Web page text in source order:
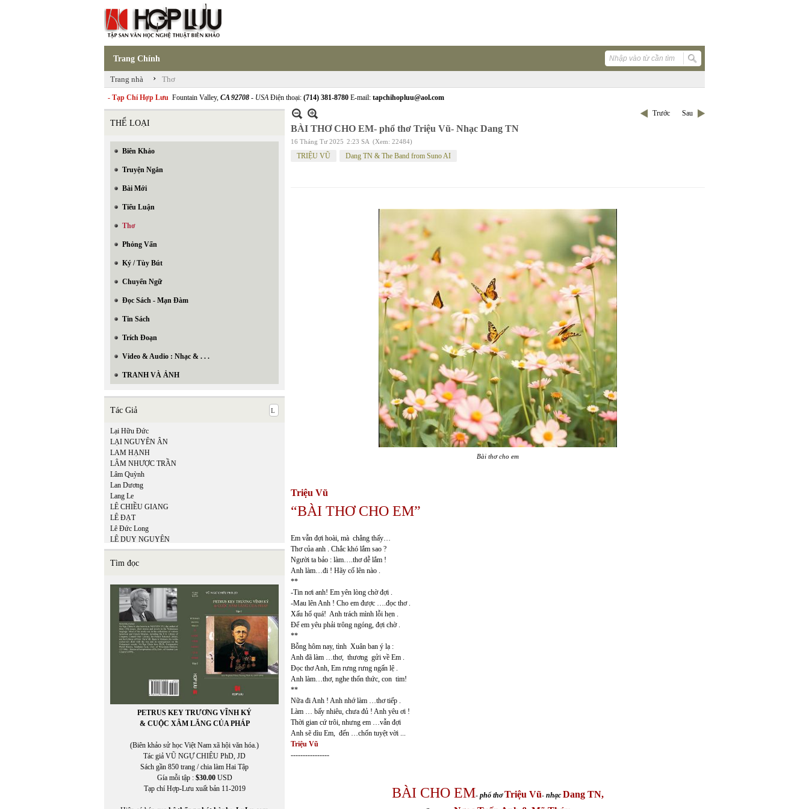
Trang Chính
Trang nhà › Thơ
- Tạp Chí Hợp Lưu Fountain Valley, CA 92708 - USAĐiện thoại: (714) 381-8780 E-mail: tapchihopluu@aol.com
THỂ LOẠI
Biên Khảo
Truyện Ngắn
Bài Mới
Tiểu Luận
Thơ
Phỏng Vấn
Ký / Tùy Bút
Chuyển Ngữ
Đọc Sách - Mạn Đàm
Tin Sách
Trích Đoạn
Video & Audio : Nhạc & . . .
TRANH VÀ ẢNH
Tác Giả
Lại Hữu Đức
LẠI NGUYÊN ÂN
LAM HẠNH
LÂM NHƯỢC TRẦN
Lâm Quỳnh
Lan Dương
Lang Le
LÊ CHIỀU GIANG
LÊ ĐẠT
Lê Đức Long
LÊ DUY NGUYÊN
LÊ GIANG TRẦN
lê hữu
Lê Minh Hiền
LÊ MINH HIỂN
LÊ MINH NHỰT
LÊ MINH PHONG
Lê Ngân Hằng
Lê Nguyệt Minh
Lê Nho Quế Sơn
Lê Phong Quan
Lê Thị Dương
LÊ THỊ HUỆ
Lê Thị Thanh Thảo
Lê Thị Thanh Thảo chuyển ngữ
LÊ THỜI TÂN
LÊ VĂN HIẾU
Tìm đọc
PETRUS KEY TRƯƠNG VĨNH KÝ
& CUỘC XÂM LĂNG CỦA PHÁP
(Biên khảo sử học Việt Nam xã hội văn hóa.)
Tác giả VŨ NGỰ CHIÊU PhD, JD
Sách gần 850 trang / chia làm Hai Tập
Gía mỗi tập : $30.00USD
Tạp chí Hợp-Lưu xuất bản 11-2019
Trước Sau
BÀI THƠ CHO EM- phổ thơ Triệu Vũ- Nhạc Dang TN
16 Tháng Tư 2025 2:23 SA (Xem: 22484)
TRIỆU VŨ Dang TN & The Band from Suno AI
Bài thơ cho em
Triệu Vũ
“BÀI THƠ CHO EM”
Em vẫn đợi hoài, mà chẳng thấy…
Thơ của anh . Chắc khó lắm sao ?
Người ta bảo : làm….thơ dễ lắm !
Anh làm…đi ! Hãy cố lên nào .
**
-Tin nơi anh! Em yên lòng chờ đợi .
-Mau lên Anh ! Cho em được ….đọc thơ .
Xấu hổ quá! Anh trách mình lỗi hẹn .
Để em yêu phải trông ngóng, đợi chờ .
**
Bỗng hôm nay, tình Xuân ban ý lạ :
Anh đã làm …thơ, thương gửi về Em .
Đọc thơ Anh, Em rưng rưng ngấn lệ .
Anh làm…thơ, nghe thổn thức, con tim!
**
Nữa đi Anh ! Anh nhớ làm …thơ tiếp .
Làm … bấy nhiêu, chưa đủ ! Anh yêu ơi !
Thời gian cứ trôi, nhưng em …vẫn đợi
Anh sẽ dìu Em, đến …chốn tuyệt vời ...
Triệu Vũ
----------------
BÀI CHO EM- phổ thơTriệu Vũ- nhạc Dang TN,